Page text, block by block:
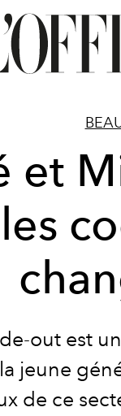
et
out est
jeune
de ce